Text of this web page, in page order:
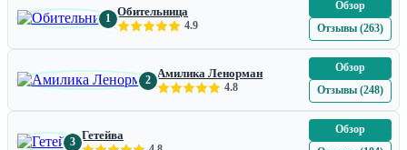
1 Обительница
4.9
Обзор
Отзывы (263)
2 Амилика Ленорман
4.8
Обзор
Отзывы (248)
3 Гетейва
Обзор